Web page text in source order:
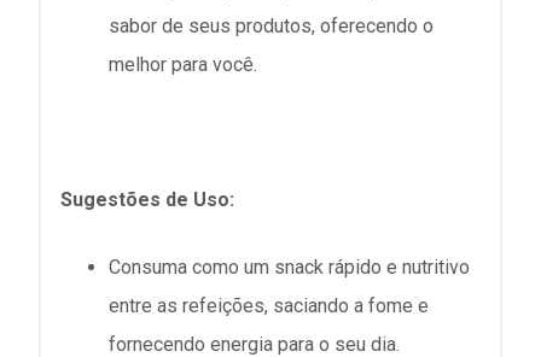
sabor de seus produtos, oferecendo o
melhor para você.
Sugestões de Uso:
Consuma como um snack rápido e nutritivo
entre as refeições, saciando a fome e
fornecendo energia para o seu dia.